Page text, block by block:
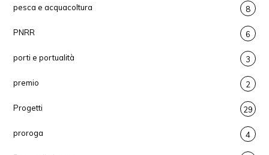
pesca e acquacoltura 8
PNRR 6
porti e portualità 3
premio 2
Progetti 29
proroga 4